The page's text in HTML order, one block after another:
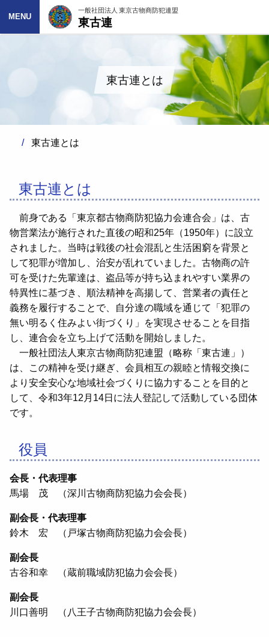
MENU
一般社団法人 東京古物商防犯連盟
東古連
東古連とは
東古連とは
東古連とは
前身である「東京都古物商防犯協力会連合会」は、古
物営業法が施行された直後の昭和25年（1950年）に設立
されました。当時は戦後の社会混乱と生活困窮を背景と
して犯罪が増加し、治安が乱れていました。古物商の許
可を受けた先輩達は、盗品等が持ち込まれやすい業界の
特異性に基づき、順法精神を高揚して、営業者の責任と
義務を履行することで、自分達の職域を通じて「犯罪の
無い明るく住みよい街づくり」を実現させることを目指
し、連合会を立ち上げて活動を開始しました。
一般社団法人東京古物商防犯連盟（略称「東古連」）
は、この精神を受け継ぎ、会員相互の親睦と情報交換に
より安全安心な地域社会づくりに協力することを目的と
して、令和3年12月14日に法人登記して活動している団体
です。
役員
会長・代表理事
馬場 茂 （深川古物商防犯協力会会長）
副会長・代表理事
鈴木 宏 （戸塚古物商防犯協力会会長）
副会長
古谷和幸 （蔵前職域防犯協力会会長）
副会長
川口善明 （八王子古物商防犯協力会会長）